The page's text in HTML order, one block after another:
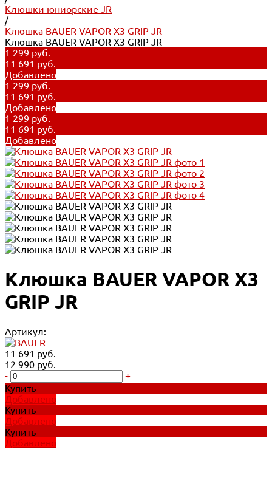
Клюшки юниорские JR
/
Клюшка BAUER VAPOR X3 GRIP JR
Клюшка BAUER VAPOR X3 GRIP JR
1 299 руб.
11 691 руб.
Добавлено
1 299 руб.
11 691 руб.
Добавлено
1 299 руб.
11 691 руб.
Добавлено
Клюшка BAUER VAPOR X3
GRIP JR
Артикул:
11 691 руб.
12 990 руб.
-
+
Купить
Добавлено
Купить
Добавлено
Купить
Добавлено